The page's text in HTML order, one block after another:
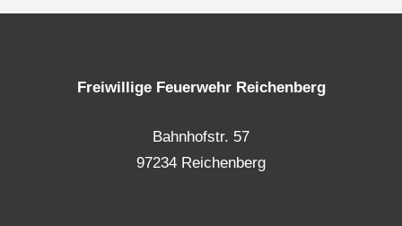
Freiwillige Feuerwehr Reichenberg
Bahnhofstr. 57
97234 Reichenberg